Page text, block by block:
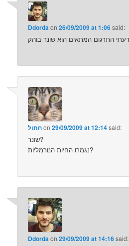
Ddordaon26/09/2009 at 1:06said:
חתולon29/09/2009 at 12:14said:
שונר?
נגמרו החיות הנורמליות?
Ddordaon29/09/2009 at 14:16said: